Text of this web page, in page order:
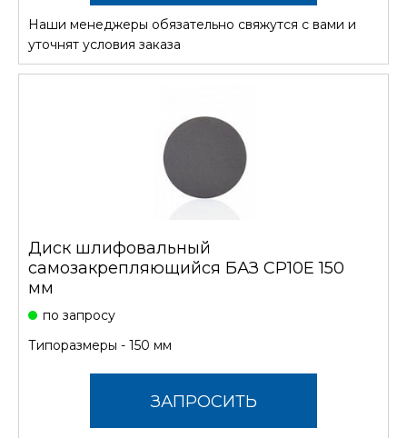
СТОИМОСТЬ
Наши менеджеры обязательно свяжутся с вами и
уточнят условия заказа
Диск шлифовальный
самозакрепляющийся БАЗ CP10E 150
мм
по запросу
Типоразмеры - 150 мм
ЗАПРОСИТЬ